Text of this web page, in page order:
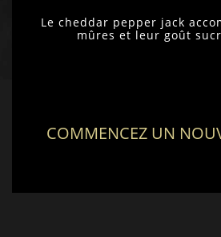
Le cheddar pepper jack
mûres et leur goût
COMMENCEZ UN